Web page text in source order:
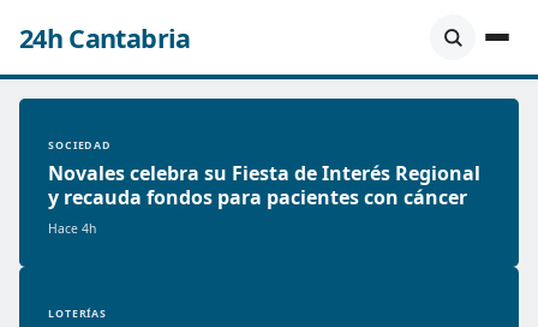
24h Cantabria
SOCIEDAD
Novales celebra su Fiesta de Interés Regional
y recauda fondos para pacientes con cáncer
Hace 4h
LOTERÍAS